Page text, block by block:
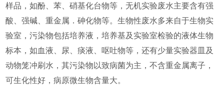
样品，如酚、苯、硝基化台物等，无机实验废水主要含有强
酸、强碱、重金属．砷化物等。生物性废水多来自于生物实
验室，污染物包括培养液，培养基及实验室检验的液体生物
标本，如血液、尿、痰液、呕吐物等，还有少量实验器皿及
动物笼冲刷水，其污染物以致病菌为主，不含重金属离子，
可生化性好，病原微生物含量大。